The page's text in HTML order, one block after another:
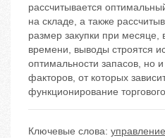
рассчитывается
на складе, а также
размер закупки при месяце,
времени, выводы строятся
оптимальности запасов, но
факторов, от которых
функционирование
Ключевые слова: управление